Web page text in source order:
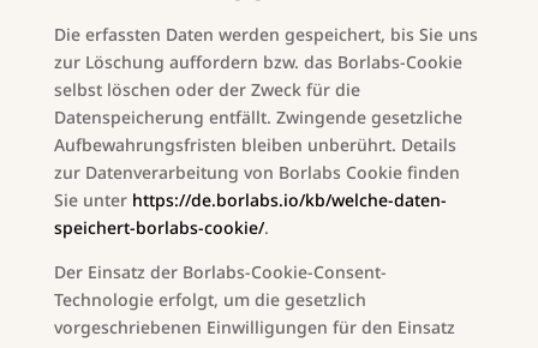
Die erfassten Daten werden gespeichert, bis Sie uns
zur Löschung auffordern bzw. das Borlabs-Cookie
selbst löschen oder der Zweck für die
Datenspeicherung entfällt. Zwingende gesetzliche
Aufbewahrungsfristen bleiben unberührt. Details
zur Datenverarbeitung von Borlabs Cookie finden
Sie unter https://de.borlabs.io/kb/welche-daten-
speichert-borlabs-cookie/.
Der Einsatz der Borlabs-Cookie-Consent-
Technologie erfolgt, um die gesetzlich
vorgeschriebenen Einwilligungen für den Einsatz